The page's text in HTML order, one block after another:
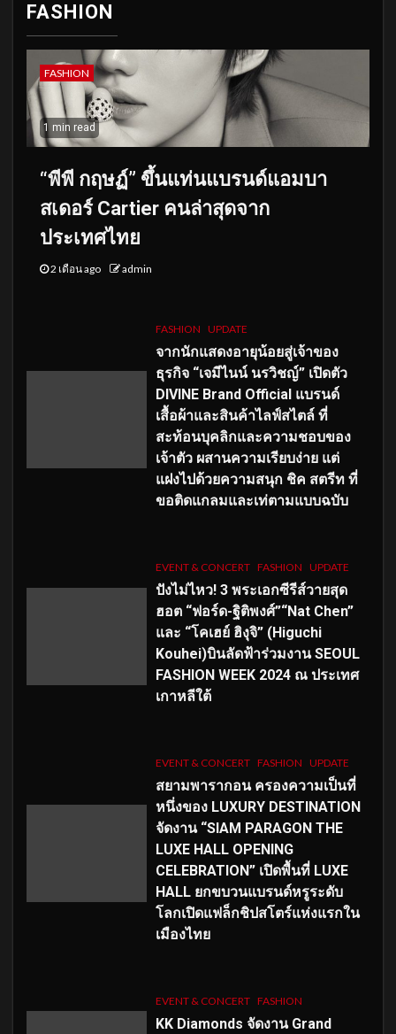
FASHION
FASHION
1 min read
“พีพี กฤษฏ์” ขึ้นแท่นแบรนด์แอมบา
สเดอร์ Cartier คนล่าสุดจาก
ประเทศไทย
2 เดือน ago admin
FASHION UPDATE
จากนักแสดงอายุน้อยสู่เจ้าของ
ธุรกิจ “เจมีไนน์ นรวิชญ์” เปิดตัว
DIVINE Brand Official แบรนด์
เสื้อผ้าและสินค้าไลฟ์สไตล์ ที่
สะท้อนบุคลิกและความชอบของ
เจ้าตัว ผสานความเรียบง่าย แต่
แฝงไปด้วยความสนุก ชิค สตรีท ที่
ขอติดแกลมและเท่ตามแบบฉบับ
EVENT & CONCERT FASHION UPDATE
ปังไม่ไหว! 3 พระเอกซีรีส์วายสุด
ฮอต “ฟอร์ด-ฐิติพงศ์”“Nat Chen”
และ “โคเฮย์ ฮิงุจิ” (Higuchi
Kouhei)บินลัดฟ้าร่วมงาน SEOUL
FASHION WEEK 2024 ณ ประเทศ
เกาหลีใต้
EVENT & CONCERT FASHION UPDATE
สยามพารากอน ครองความเป็นที่
หนึ่งของ LUXURY DESTINATION
จัดงาน “SIAM PARAGON THE
LUXE HALL OPENING
CELEBRATION” เปิดพื้นที่ LUXE
HALL ยกขบวนแบรนด์หรูระดับ
โลกเปิดแฟล็กชิปสโตร์แห่งแรกใน
เมืองไทย
EVENT & CONCERT FASHION
KK Diamonds จัดงาน Grand